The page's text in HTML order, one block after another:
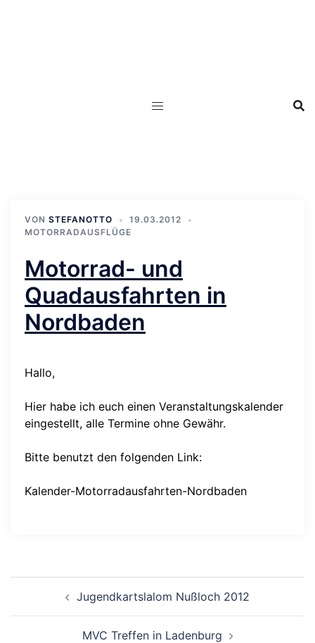
VON STEFANOTTO
19.03.2012
MOTORRADAUSFLÜGE
Motorrad- und
Quadausfahrten in
Nordbaden
Hallo,
Hier habe ich euch einen Veranstaltungskalender
eingestellt, alle Termine ohne Gewähr.
Bitte benutzt den folgenden Link:
Kalender-Motorradausfahrten-Nordbaden
Jugendkartslalom Nußloch 2012
MVC Treffen in Ladenburg